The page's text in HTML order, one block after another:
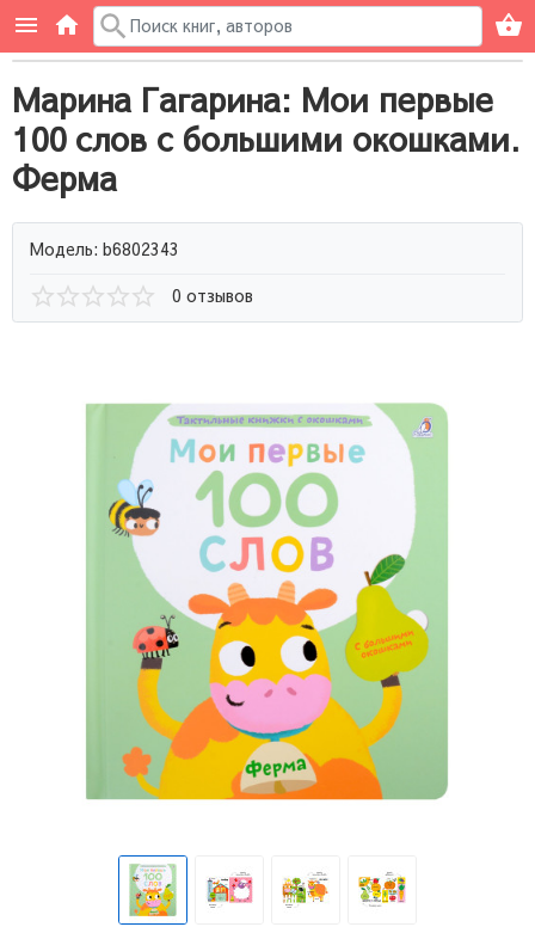
Марина Гагарина: Мои первые
100 слов с большими окошками.
Ферма
Модель: b6802343
0 отзывов